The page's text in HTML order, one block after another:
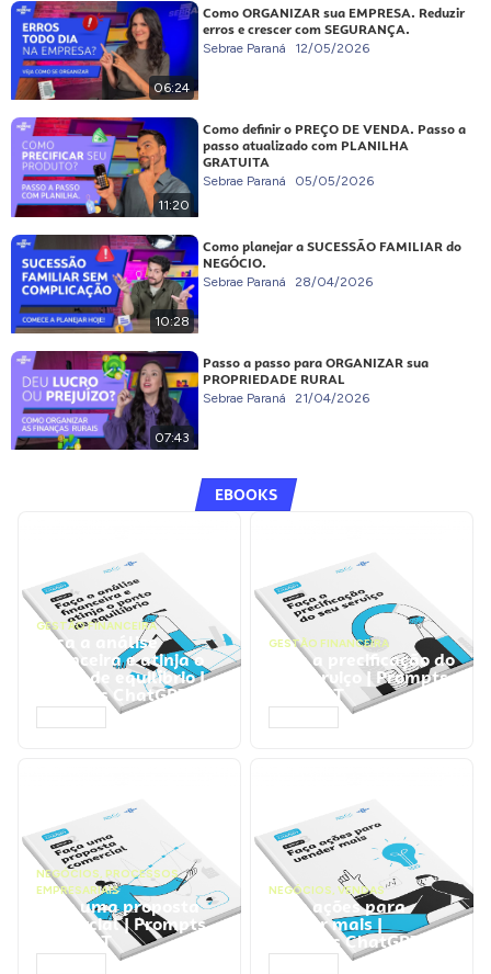
06:24
Como ORGANIZAR sua EMPRESA. Reduzir
erros e crescer com SEGURANÇA.
Sebrae Paraná 12/05/2026
11:20
Como definir o PREÇO DE VENDA. Passo a
passo atualizado com PLANILHA
GRATUITA
Sebrae Paraná 05/05/2026
10:28
Como planejar a SUCESSÃO FAMILIAR do
NEGÓCIO.
Sebrae Paraná 28/04/2026
07:43
Passo a passo para ORGANIZAR sua
PROPRIEDADE RURAL
Sebrae Paraná 21/04/2026
EBOOKS
GESTÃO FINANCEIRA
Faça a análise
financeira e atinja o
ponto de equilíbrio |
Prompts ChatGPT
GESTÃO FINANCEIRA
Faça a precificação do
seu serviço | Prompts
ChatGPT
NEGÓCIOS, PROCESSOS
EMPRESARIAIS
Faça uma proposta
comercial | Prompts
ChatGPT
NEGÓCIOS, VENDAS
Faça ações para
vender mais |
Prompts ChatGPT